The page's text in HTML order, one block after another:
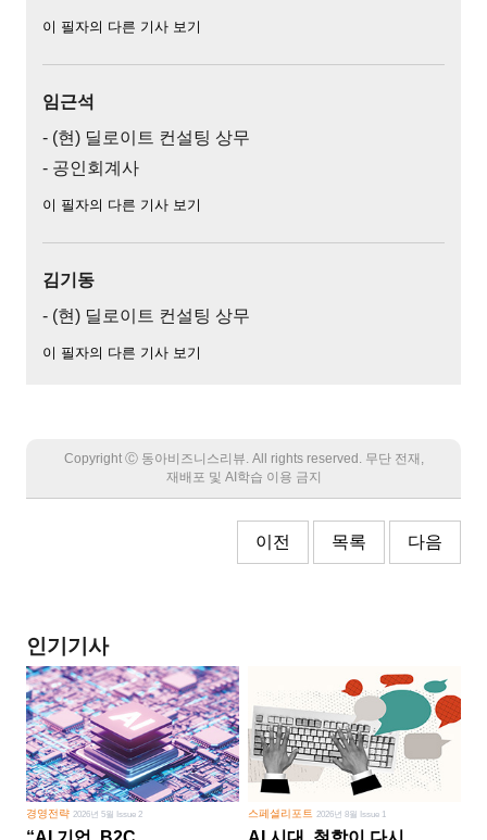
이 필자의 다른 기사 보기
임근석
- (현) 딜로이트 컨설팅 상무
- 공인회계사
이 필자의 다른 기사 보기
김기동
- (현) 딜로이트 컨설팅 상무
이 필자의 다른 기사 보기
Copyright Ⓒ 동아비즈니스리뷰. All rights reserved. 무단 전재,
재배포 및 AI학습 이용 금지
이전 목록 다음
인기기사
경영전략 2026년 5월 Issue 2 스페셜리포트 2026년 8월 Issue 1